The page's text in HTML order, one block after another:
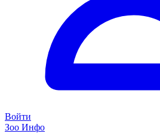
Войти
Зоо Инфо